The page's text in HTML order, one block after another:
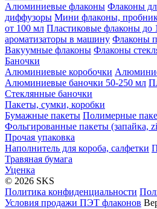
Алюминиевые флаконы Флаконы
диффузоры Мини флаконы,
от 100 мл Пластиковые флаконы до
ароматизаторы в машину Флаконы
Вакуумные флаконы Флаконы
Баночки
Алюминиевые коробочки
Алюминиевые баночки 50-250 мл
Стеклянные баночки
Пакеты, сумки, коробки
Бумажные пакеты Полимерные
Фольгированные пакеты (запайка,
Прочая упаковка
Наполнитель для короба, салфетки
Травяная бумага
Уценка
© 2026 SKS
Политика конфиденциальности
Условия продажи ПЭТ флаконов